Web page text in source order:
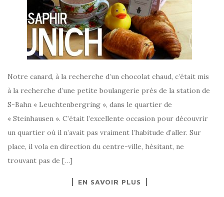
Notre canard, à la recherche d’un chocolat chaud, c’était mis
à la recherche d’une petite boulangerie près de la station de
S-Bahn « Leuchtenbergring », dans le quartier de
« Steinhausen ». C’était l’excellente occasion pour découvrir
un quartier où il n’avait pas vraiment l’habitude d’aller. Sur
place, il vola en direction du centre-ville, hésitant, ne
trouvant pas de […]
EN SAVOIR PLUS